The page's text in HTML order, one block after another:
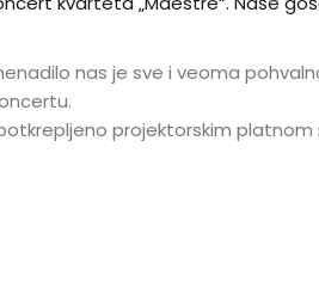
nas je sve i veoma
projektorskim